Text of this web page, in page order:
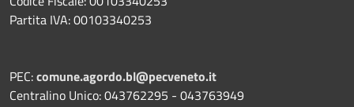
Partita IVA: 00103340253
PEC:comune.agordo.bl@pecveneto.it
Centralino Unico: 043762295 - 043763949